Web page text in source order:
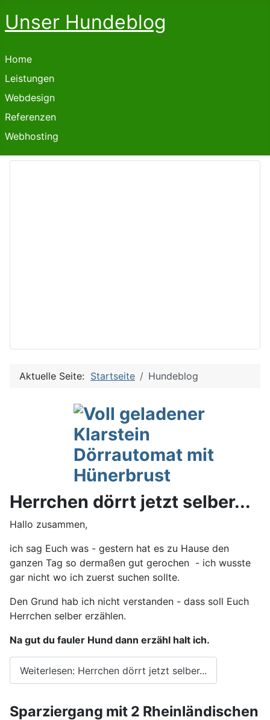
Unser Hundeblog
Home
Leistungen
Webdesign
Referenzen
Webhosting
Aktuelle Seite: Startseite Hundeblog
Herrchen dörrt jetzt selber...
Hallo zusammen,
ich sag Euch was - gestern hat es zu Hause den
ganzen Tag so dermaßen gut gerochen - ich wusste
gar nicht wo ich zuerst suchen sollte.
Den Grund hab ich nicht verstanden - dass soll Euch
Herrchen selber erzählen.
Na gut du fauler Hund dann erzähl halt ich.
Weiterlesen: Herrchen dörrt jetzt selber...
Sparziergang mit 2 Rheinländischen